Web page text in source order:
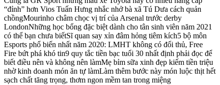
“đỉnh” hơn Vios Tuấn Hưng nhắc nhở bà xã Tú Dưa cách quản
chồngMourinho châm chọc vị trí của Arsenal trước derby
LondonNhững học bổng đặc biệt dành cho tân sinh viên năm 2021
có thể bạn chưa biếtSĩ quan say xỉn đâm hỏng tiêm kích5 bộ môn
Esports phổ biến nhất năm 2020: LMHT không có đối thủ, Free
Fire bứt phá khó tin9 quy tắc tiền bạc tuổi 30 nhất định phải đọc để
biết điều nên và không nên làmMẹ bỉm sữa xinh đẹp kiếm tiền triệu
nhờ kinh doanh món ăn tự làmLàm thêm bước này món luộc thịt hết
sạch chất tăng trọng, thơm ngon mềm tan trong miệng